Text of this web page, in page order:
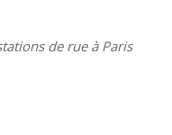
de rue à Paris